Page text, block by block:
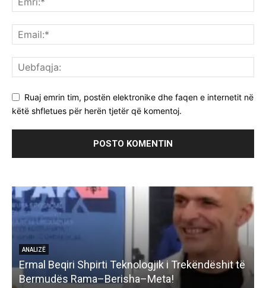
Ruaj emrin tim, postën elektronike dhe faqen e internetit në
këtë shfletues për herën tjetër që komentoj.
ANALIZË
Ermal Beqiri Shpirti Teknologjik i Trekëndëshit të
Bermudës Rama–Berisha–Meta!